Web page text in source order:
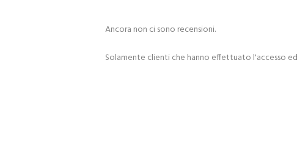
Ancora non ci sono recensioni.
Solamente clienti che hanno effettuato l'accesso